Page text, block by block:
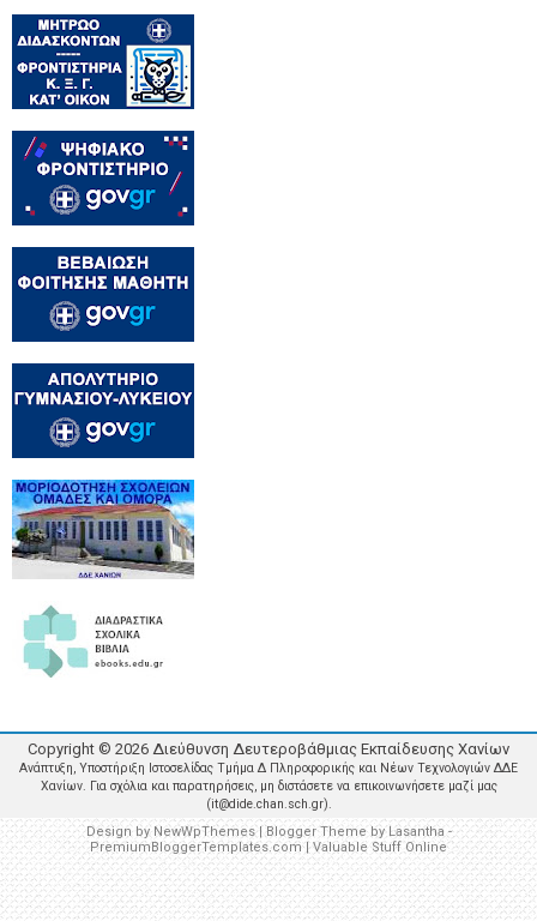
Copyright © 2026 Διεύθυνση Δευτεροβάθμιας Εκπαίδευσης Χανίων
Ανάπτυξη, Υποστήριξη Ιστοσελίδας Τμήμα Δ Πληροφορικής και Νέων Τεχνολογιών ΔΔΕ
Χανίων. Για σχόλια και παρατηρήσεις, μη διστάσετε να επικοινωνήσετε μαζί μας
(it@dide.chan.sch.gr).
Design by NewWpThemes| Blogger Theme byLasantha -
PremiumBloggerTemplates.com|Valuable Stuff Online